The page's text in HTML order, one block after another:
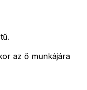
az ő munkájára